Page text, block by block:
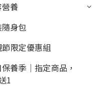
養
身包
限定優惠組
養季｜指定商品，
1